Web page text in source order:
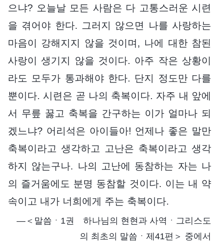
으냐? 오늘날 모든 사람은 다 고통스러운 시련
을 겪어야 한다. 그러지 않으면 나를 사랑하는
마음이 강해지지 않을 것이며, 나에 대한 참된
사랑이 생기지 않을 것이다. 아주 작은 상황이
라도 모두가 통과해야 한다. 단지 정도만 다를
뿐이다. 시련은 곧 나의 축복이다. 자주 내 앞에
서 무릎 꿇고 축복을 간구하는 이가 얼마나 되
겠느냐? 어리석은 아이들아! 언제나 좋은 말만
축복이라고 생각하고 고난은 축복이라고 생각
하지 않는구나. 나의 고난에 동참하는 자는 나
의 즐거움에도 분명 동참할 것이다. 이는 내 약
속이고 내가 너희에게 주는 축복이다.
―＜말씀ㆍ1권 하나님의 현현과 사역ㆍ그리스도
의 최초의 말씀ㆍ제41편＞ 중에서